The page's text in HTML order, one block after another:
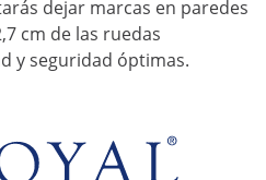
dejar marcas en paredes
cm de las ruedas
y seguridad óptimas.